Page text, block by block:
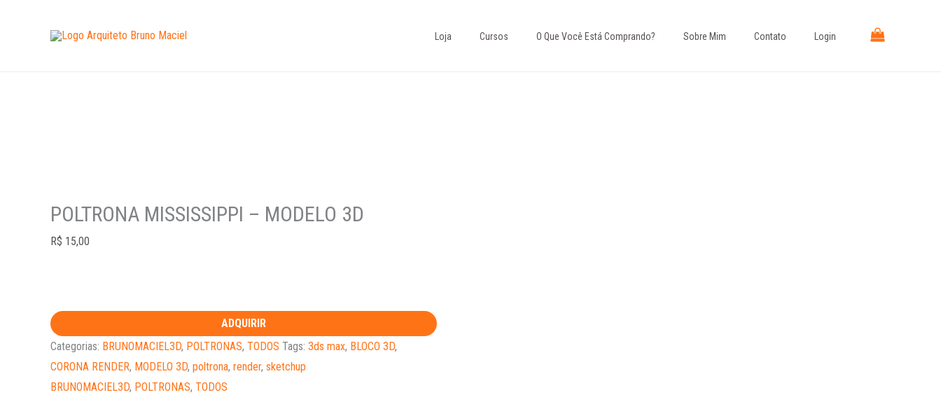
Loja Cursos O Que Você Está Comprando?​ Sobre Mim Contato Login
POLTRONA MISSISSIPPI – MODELO 3D
R$ 15,00
MISSISSIPPI
ADQUIRIR
Categorias: BRUNOMACIEL3D, POLTRONAS, TODOS Tags: 3ds max, BLOCO 3D,
CORONA RENDER, MODELO 3D, poltrona, render, sketchup
BRUNOMACIEL3D, POLTRONAS, TODOS